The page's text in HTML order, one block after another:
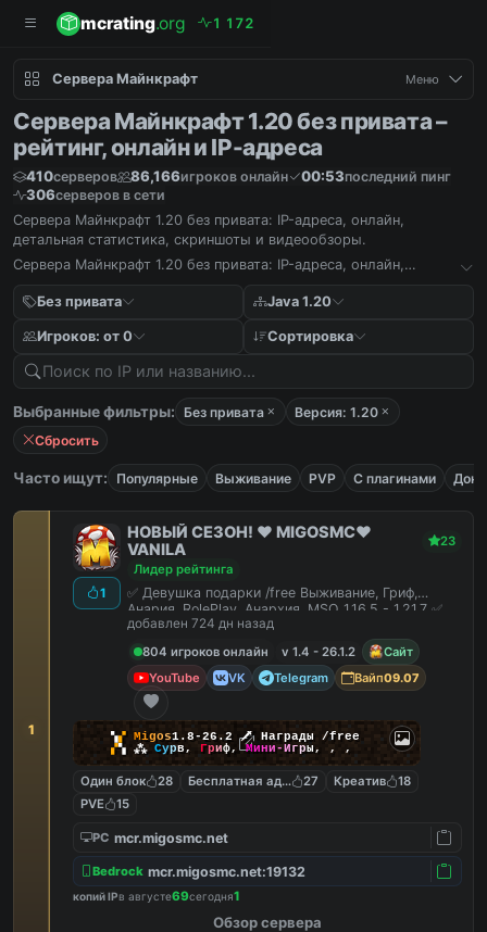
mcrating.org 1 1 72
Сервера Майнкрафт Меню
Сервера Майнкрафт 1.20 без привата –
рейтинг, онлайн и IP-адреса
410серверов 86,166игроков онлайн 00:53последний пинг
306серверов в сети
Сервера Майнкрафт 1.20 без привата: IP-адреса, онлайн,
детальная статистика, скриншоты и видеообзоры.
Сервера Майнкрафт 1.20 без привата: IP-адреса, онлайн,
Без привата
Java 1.20
Игроков: от 0 Сортировка
Выбранные фильтры: Без привата
Версия: 1.20
Сбросить
Часто ищут: Популярные Выживание PVP С плагинами
1
1
НОВЫЙ СЕЗОН! ❤️ MIGOSMC❤️
VANILA
23
Лидер рейтинга
✅ Девушка подарки /free Выживание, Гриф,
Анария, RolePlay, Анархия, MSO 1.16.5 - 1.21.7 ✅
добавлен 724 дн назад
804 игроков онлайн
v 1.4 - 26.1.2
Сайт
YouTube
VK Telegram Вайп09.07
▚▞ Migos1.8-26.2🗡 Награды /free
▞▚ ⁂ Сурв, Гриф,Мини-Игры, , ,
Один блок 28 Бесплатная админка
27 Креатив
18
PVE
15
PC mcr.migosmc.net
Bedrock mcr.migosmc.net:19132
копий IPв августе69сегодня1
Обзор сервера